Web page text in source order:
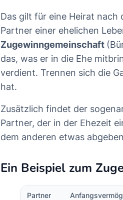
Das gilt für eine Heirat nach
Partner einer ehelichen
Zugewinngemeinschaft
das, was er in die Ehe
verdient. Trennen sich die
hat.
Zusätzlich findet der
Partner, der in der Ehezeit
dem anderen etwas
Ein Beispiel zum
Partner